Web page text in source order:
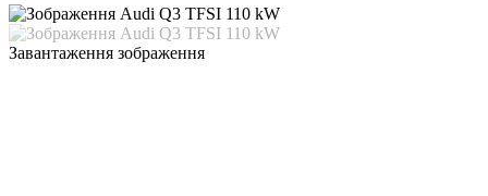
Завантаження зображення